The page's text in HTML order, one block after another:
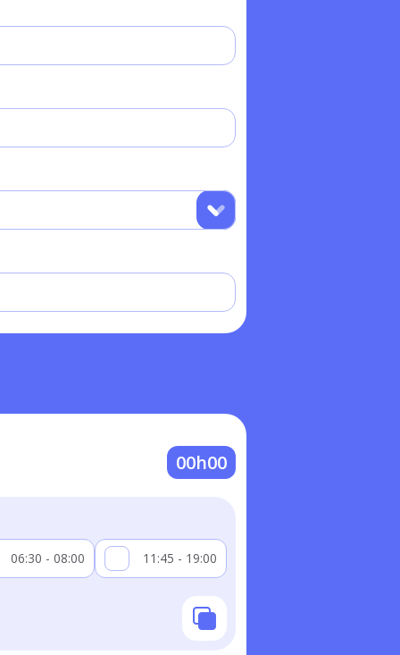
00h00
06:30 - 08:00 11:45 - 19:00